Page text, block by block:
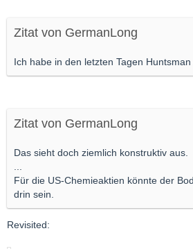
Zitat von GermanLong
Ich habe in den letzten Tagen Huntsman
Zitat von GermanLong
Das sieht doch ziemlich konstruktiv aus.
Für die US-Chemieaktien könnte der
drin sein.
Revisited: